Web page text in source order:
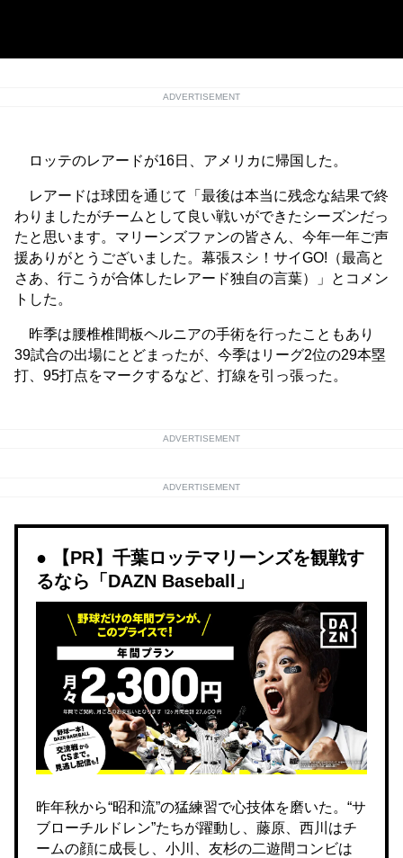
ADVERTISEMENT
ロッテのレアードが16日、アメリカに帰国した。
レアードは球団を通じて「最後は本当に残念な結果で終
わりましたがチームとして良い戦いができたシーズンだっ
たと思います。マリーンズファンの皆さん、今年一年ご声
援ありがとうございました。幕張スシ！サイGO!（最高と
さあ、行こうが合体したレアード独自の言葉）」とコメン
トした。
昨季は腰椎椎間板ヘルニアの手術を行ったこともあり
39試合の出場にとどまったが、今季はリーグ2位の29本塁
打、95打点をマークするなど、打線を引っ張った。
ADVERTISEMENT
ADVERTISEMENT
【PR】千葉ロッテマリーンズを観戦す
るなら「DAZN Baseball」
昨年秋から“昭和流”の猛練習で心技体を磨いた。“サ
ブローチルドレン”たちが躍動し、藤原、西川はチ
ームの顔に成長し、小川、友杉の二遊間コンビは